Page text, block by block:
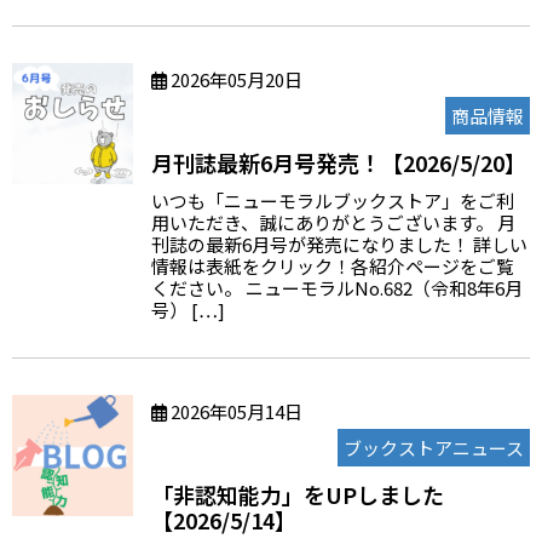
2026年05月20日
商品情報
月刊誌最新6月号発売！【2026/5/20】
いつも「ニューモラルブックストア」をご利
用いただき、誠にありがとうございます。 月
刊誌の最新6月号が発売になりました！ 詳しい
情報は表紙をクリック！各紹介ページをご覧
ください。 ニューモラルNo.682（令和8年6月
号） […]
2026年05月14日
ブックストアニュース
「非認知能力」をUPしました
【2026/5/14】